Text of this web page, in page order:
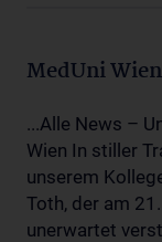
MedUni
...Alle News –
Wien In stiller
unserem
Toth, der am
unerwartet